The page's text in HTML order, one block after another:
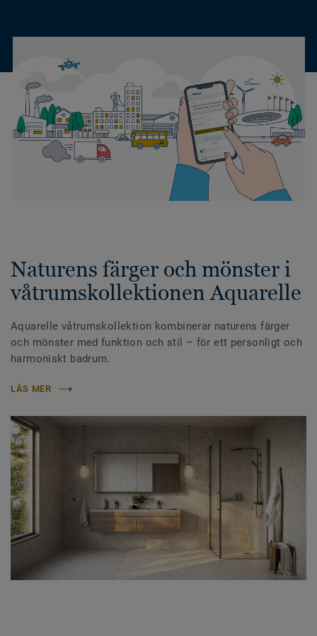
Naturens färger och mönster i
våtrumskollektionen Aquarelle
Aquarelle våtrumskollektion kombinerar naturens färger
och mönster med funktion och stil – för ett personligt och
harmoniskt badrum.
LÄS MER